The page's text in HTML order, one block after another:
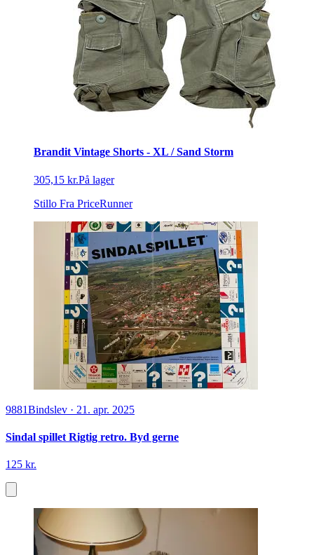
Brandit Vintage Shorts - XL / Sand Storm
305,15 kr.På lager
Stillo Fra PriceRunner
9881Bindslev · 21. apr. 2025
Sindal spillet Rigtig retro. Byd gerne
125 kr.